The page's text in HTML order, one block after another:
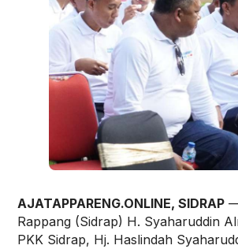
AJATAPPARENG.ONLINE, SIDRAP
Rappang (Sidrap) H. Syaharuddin
PKK Sidrap, Hj. Haslindah